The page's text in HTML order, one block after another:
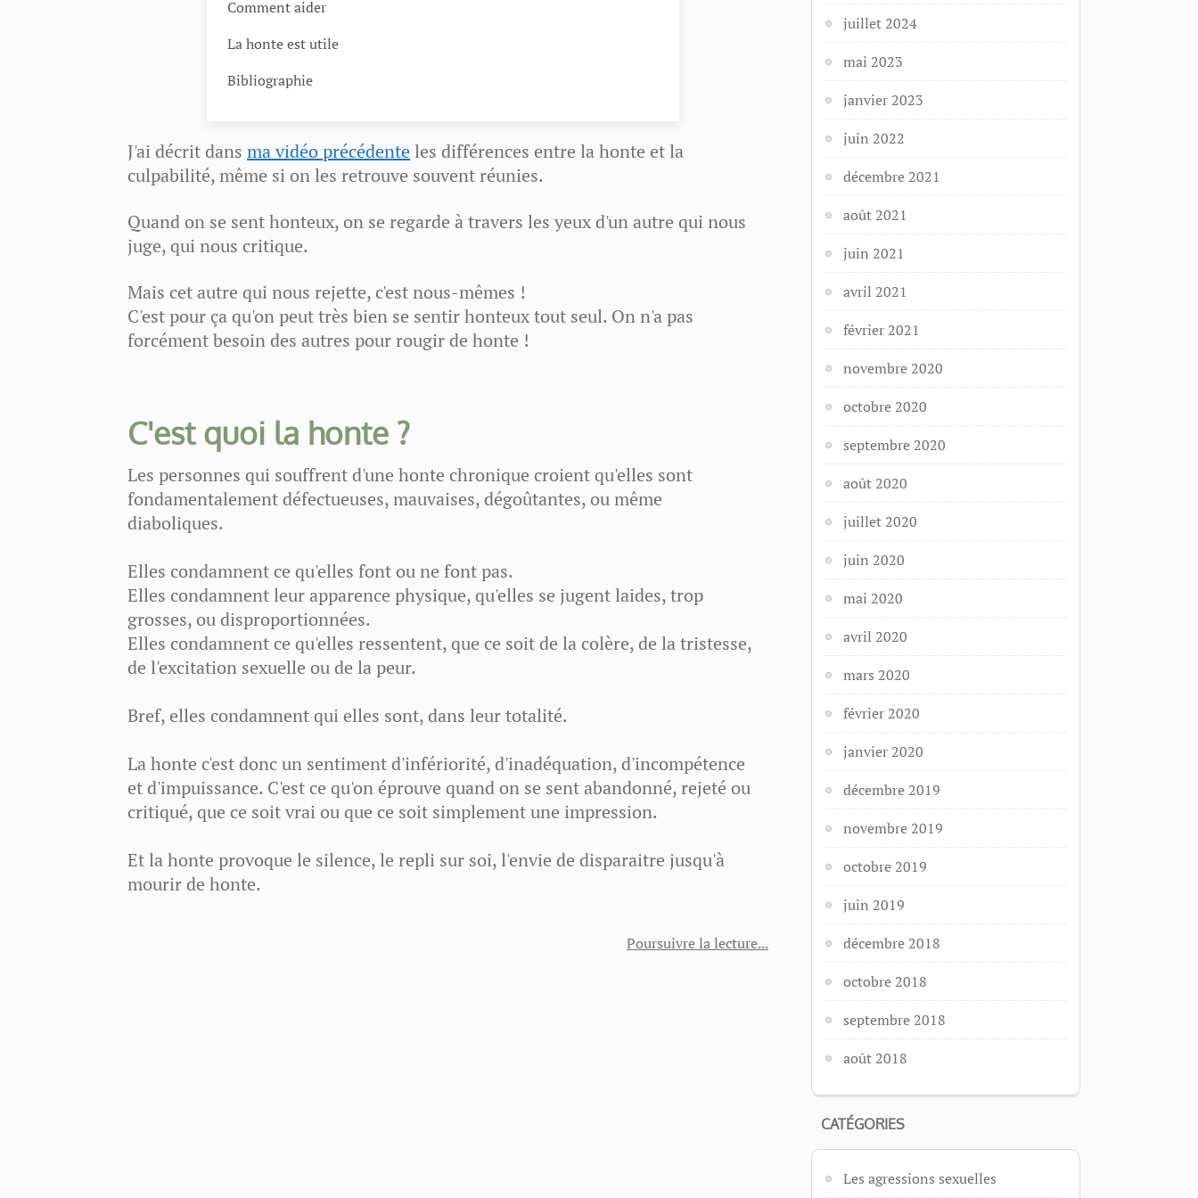
Comment aider
La honte est utile
Bibliographie
J'ai décrit dans ma vidéo précédente les différences entre la honte et la
culpabilité, même si on les retrouve souvent réunies.
Quand on se sent honteux, on se regarde à travers les yeux d'un autre qui nous
juge, qui nous critique.
Mais cet autre qui nous rejette, c'est nous-mêmes !
C'est pour ça qu'on peut très bien se sentir honteux tout seul. On n'a pas
forcément besoin des autres pour rougir de honte !
C'est quoi la honte ?
Les personnes qui souffrent d'une honte chronique croient qu'elles sont
fondamentalement défectueuses, mauvaises, dégoûtantes, ou même
diaboliques.
Elles condamnent ce qu'elles font ou ne font pas.
Elles condamnent leur apparence physique, qu'elles se jugent laides, trop
grosses, ou disproportionnées.
Elles condamnent ce qu'elles ressentent, que ce soit de la colère, de la tristesse,
de l'excitation sexuelle ou de la peur.
Bref, elles condamnent qui elles sont, dans leur totalité.
La honte c'est donc un sentiment d'infériorité, d'inadéquation, d'incompétence
et d'impuissance. C'est ce qu'on éprouve quand on se sent abandonné, rejeté ou
critiqué, que ce soit vrai ou que ce soit simplement une impression.
Et la honte provoque le silence, le repli sur soi, l'envie de disparaitre jusqu'à
mourir de honte.
Poursuivre la lecture
juillet 2024
mai 2023
janvier 2023
juin 2022
décembre 2021
août 2021
juin 2021
avril 2021
février 2021
novembre 2020
octobre 2020
septembre 2020
août 2020
juillet 2020
juin 2020
mai 2020
avril 2020
mars 2020
février 2020
janvier 2020
décembre 2019
novembre 2019
octobre 2019
juin 2019
décembre 2018
octobre 2018
septembre 2018
août 2018
CATÉGORIES
Les agressions sexuelles